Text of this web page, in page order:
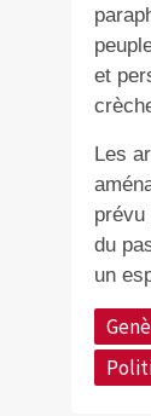
et
Les
du
un